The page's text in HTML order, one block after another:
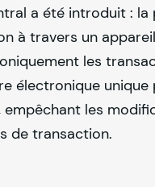
a été introduit :
à travers un
les
électronique unique
les
de transaction.